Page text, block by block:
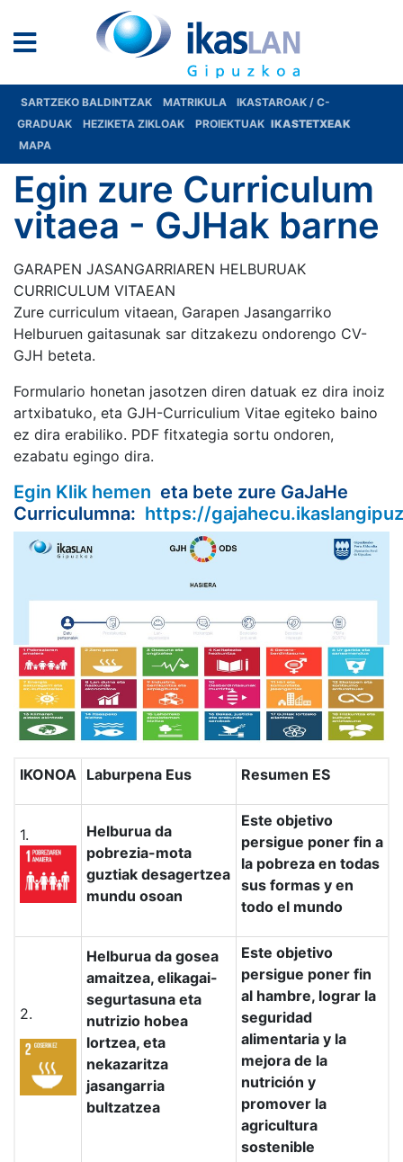
SARTZEKO BALDINTZAK MATRIKULA
IKASTAROAK / C-
GRADUAK
HEZIKETA ZIKLOAK PROIEKTUAK IKASTETXEAK
MAPA
Egin zure Curriculum
vitaea - GJHak barne
GARAPEN JASANGARRIAREN HELBURUAK
CURRICULUM VITAEAN
Zure curriculum vitaean, Garapen Jasangarriko
Helburuen gaitasunak sar ditzakezu ondorengo CV-
GJH beteta.
Formulario honetan jasotzen diren datuak ez dira inoiz
artxibatuko, eta GJH-Curriculium Vitae egiteko baino
ez dira erabiliko. PDF fitxategia sortu ondoren,
ezabatu egingo dira.
Egin Klik hemen eta bete zure GaJaHe
Curriculumna: https://
IKONOA Laburpena Eus Resumen ES
1.
Helburua da
pobrezia-mota
guztiak desagertzea
mundu osoan
Este objetivo
persigue poner fin a
la pobreza en todas
sus formas y en
todo el mundo
2.
Helburua da gosea
amaitzea, elikagai-
segurtasuna eta
nutrizio hobea
lortzea, eta
nekazaritza
jasangarria
bultzatzea
Este objetivo
persigue poner fin
al hambre, lograr la
seguridad
alimentaria y la
mejora de la
nutrición y
promover la
agricultura
sostenible